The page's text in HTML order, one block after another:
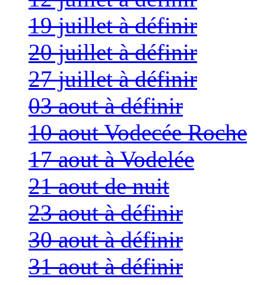
19 juillet à définir
20 juillet à définir
27 juillet à définir
03 aout à définir
10 aout Vodecée Roche
17 aout à Vodelée
21 aout de nuit
23 aout à définir
30 aout à définir
31 aout à définir